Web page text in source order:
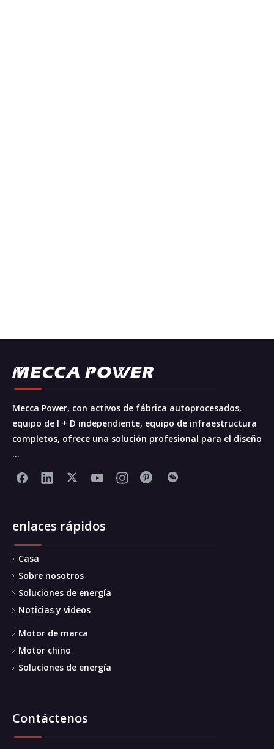
Mecca Power, con activos de fábrica autoprocesados,
equipo de I + D independiente, equipo de infraestructura
completos, ofrece una solución profesional para el diseño
...
enlaces rápidos
Casa
Sobre nosotros
Soluciones de energía
Noticias y videos
Motor de marca
Motor chino
Soluciones de energía
Contáctenos